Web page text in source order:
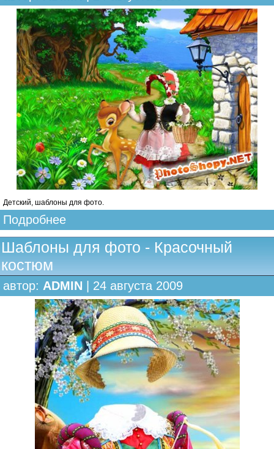
Детский, шаблоны для фото.
Подробнее
Шаблоны для фото - Красочный
костюм
автор: ADMIN | 24 августа 2009